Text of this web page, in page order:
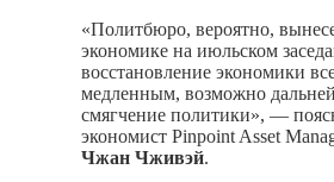
«Политбюро, вероятно,
экономике на июльском
восстановление экономики
медленным, возможно
смягчение политики», —
экономист Pinpoint Asset
Чжан Чживэй.